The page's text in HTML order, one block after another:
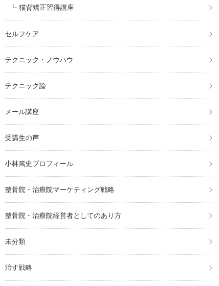
猫背矯正習得講座
セルフケア
テクニック・ノウハウ
テクニック論
メール講座
受講生の声
小林篤史プロフィール
整骨院・治療院マーケティング戦略
整骨院・治療院経営者としてのあり方
未分類
治す戦略